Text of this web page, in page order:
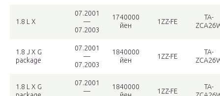
1.8 L X
07.2001
—
07.2003
1740000
йен
1ZZ-FE
TA-
1.8 J X G
package
07.2001
—
07.2003
1840000
йен
1ZZ-FE
TA-
1.8 L X G
07.2001
—
1840000
1ZZ-FE
TA-